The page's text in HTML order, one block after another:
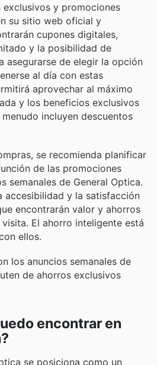
exclusivos y promociones
su sitio web oficial y
cupones digitales,
y la posibilidad de
asegurarse de elegir la opción
al día con estas
aprovechar al máximo
y los beneficios exclusivos
incluyen descuentos
se recomienda planificar
de las promociones
semanales de General Optica.
accesibilidad y la satisfacción
encontrarán valor y ahorros
El ahorro inteligente está
ellos.
los anuncios semanales de
de ahorros exclusivos
encontrar en
se posiciona como un